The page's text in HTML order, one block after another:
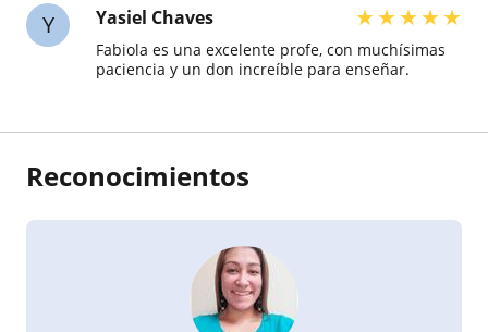
Y Yasiel Chaves ★★★★★
Fabiola es una excelente profe, con muchísimas
paciencia y un don increíble para enseñar.
Reconocimientos